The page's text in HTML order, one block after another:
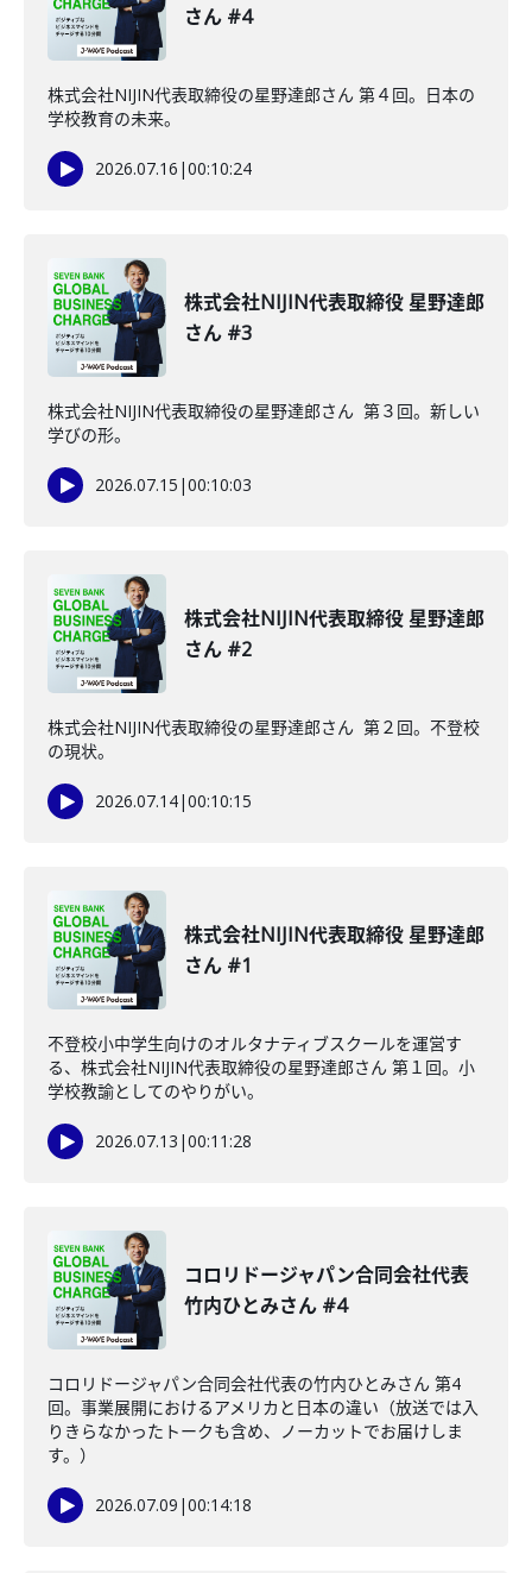
さん #4
株式会社NIJIN代表取締役の星野達郎さん 第４回。日本の
学校教育の未来。
2026.07.16 |00:10:24
株式会社NIJIN代表取締役 星野達郎
さん #3
株式会社NIJIN代表取締役の星野達郎さん 第３回。新しい
学びの形。
2026.07.15 |00:10:03
株式会社NIJIN代表取締役 星野達郎
さん #2
株式会社NIJIN代表取締役の星野達郎さん 第２回。不登校
の現状。
2026.07.14|00:10:15
株式会社NIJIN代表取締役 星野達郎
さん #1
不登校小中学生向けのオルタナティブスクールを運営す
る、株式会社NIJIN代表取締役の星野達郎さん 第１回。小
学校教諭としてのやりがい。
2026.07.13 |00:11:28
コロリドージャパン合同会社代表
竹内ひとみさん #4
コロリドージャパン合同会社代表の竹内ひとみさん 第4
回。事業展開におけるアメリカと日本の違い（放送では入
りきらなかったトークも含め、ノーカットでお届けしま
す。）
2026.07.09 |00:14:18